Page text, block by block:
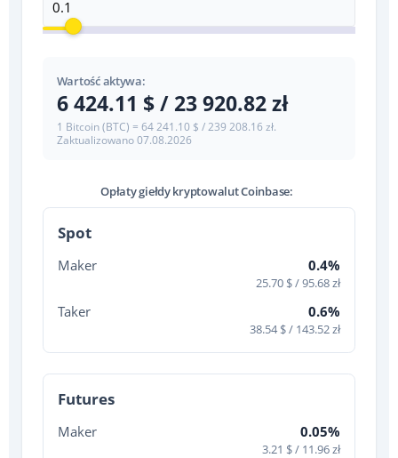
Wartość aktywa:
6 424.11 $ / 23 920.82 zł
1 Bitcoin (BTC) = 64 241.10 $ / 239 208.16 zł.
Zaktualizowano 07.08.2026
Opłaty giełdy kryptowalut Coinbase:
Spot
Maker 0.4%
25.70 $ / 95.68 zł
Taker 0.6%
38.54 $ / 143.52 zł
Futures
Maker 0.05%
3.21 $ / 11.96 zł